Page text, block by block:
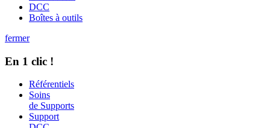
DCC
Boîtes à outils
fermer
En 1 clic !
Référentiels
Soins
de Supports
Support